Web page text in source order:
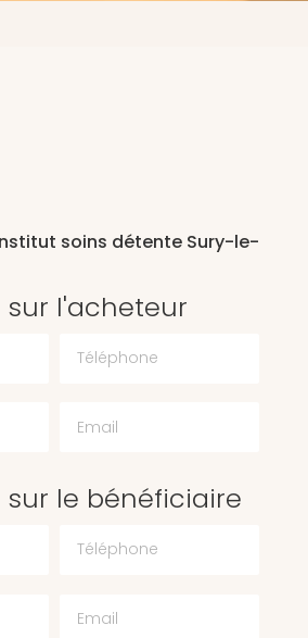
soins détente Sury-le-
l'acheteur
le bénéficiaire